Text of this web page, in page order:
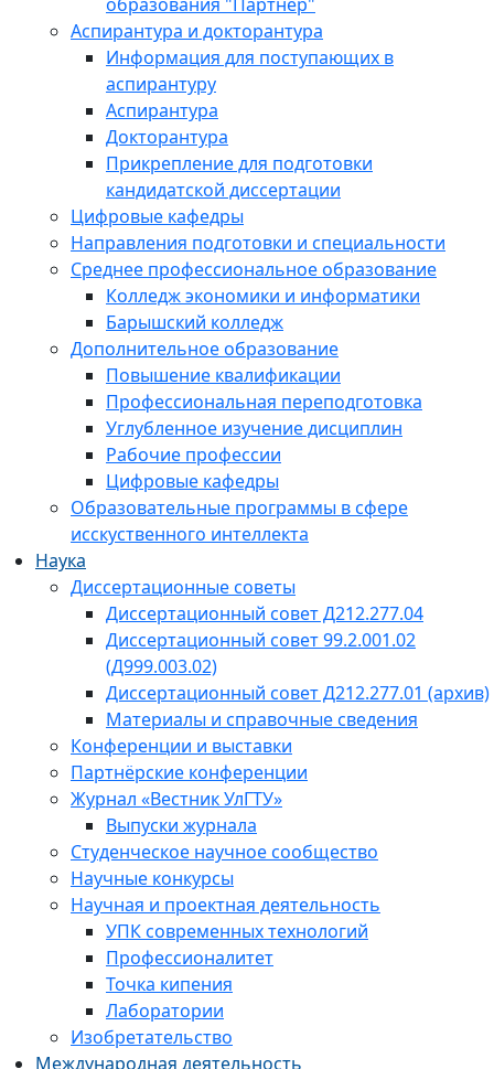
Аспирантура и докторантура
Информация для поступающих в
аспирантуру
Аспирантура
Докторантура
Прикрепление для подготовки
кандидатской диссертации
Цифровые кафедры
Направления подготовки и специальности
Среднее профессиональное образование
Колледж экономики и информатики
Барышский колледж
Дополнительное образование
Повышение квалификации
Профессиональная переподготовка
Углубленное изучение дисциплин
Рабочие профессии
Цифровые кафедры
Образовательные программы в сфере
исскуственного интеллекта
Наука
Диссертационные советы
Диссертационный совет Д212.277.04
Диссертационный совет 99.2.001.02
(Д999.003.02)
Диссертационный совет Д212.277.01 (архив)
Материалы и справочные сведения
Конференции и выставки
Партнёрские конференции
Журнал «Вестник УлГТУ»
Выпуски журнала
Студенческое научное сообщество
Научные конкурсы
Научная и проектная деятельность
УПК современных технологий
Профессионалитет
Точка кипения
Лаборатории
Изобретательство
Международная деятельность